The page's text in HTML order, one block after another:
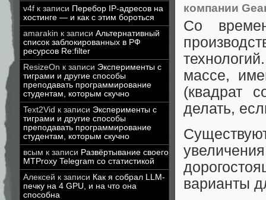
v4f к записи Перебор IP-адресов на
хостинге — и как с этим бороться
amarakin к записи Альтернативный
список заблокированных в РФ
ресурсов Re:filter
ResizeOn к записи Эксперименты с
тиграми и другие способы
преподавать программирование
студентам, которым скучно
Text2Vid к записи Эксперименты с
тиграми и другие способы
преподавать программирование
студентам, которым скучно
всым к записи Развёртывание своего
MTProxy Telegram со статистикой
Алексей к записи Как я собрал LLM-
печку на 4 GPU, и на что она
способна
компании
Со
массе,
(квадрат
делать,
варианты